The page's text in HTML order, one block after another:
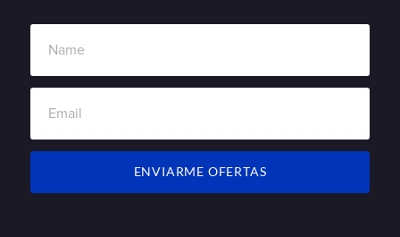
ENVIARME OFERTAS